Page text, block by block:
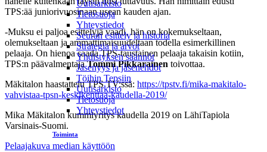
Uutisarkisto
Tietosuoja
Yhteystiedot
Seuran esittely ja historia
Strategia ja arvot
Yhdistyksen säännöt
Jäsenyys ja jäsenehdot
Töihin Tepsiin
Uutisarkisto
Tietosuoja
Yhteystiedot
Toiminta
TPS:ää juniorivuosinaan usean kauden ajan.
-Muksu ei paljoa esittelyjä vaadi, hän on kokemukseltaan,
olemukseltaan ja ammattimaisuudeltaan todella esimerkillinen
pelaaja. On hienoa saada TPS-taustainen pelaaja takaisin kotiin,
TPS:n päävalmentajaTommi Pikkarainen toivottaa.
Mäkitalon haastattelu TPS TV:ssä: https://tpstv.fi/mika-makitalo-
vahvistaa-tpsn-keskikenttaa-kaudella-2019/
Mika Mäkitalon kummiyritys kaudella 2019 on LähiTapiola
Varsinais-Suomi.
Pelaajakuva median käyttöön